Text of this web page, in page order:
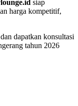
siap
harga kompetitif,
dapatkan konsultasi
tahun 2026